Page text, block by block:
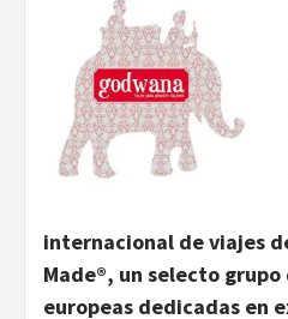
internacional de viajes
Made®, un selecto grupo
europeas dedicadas en